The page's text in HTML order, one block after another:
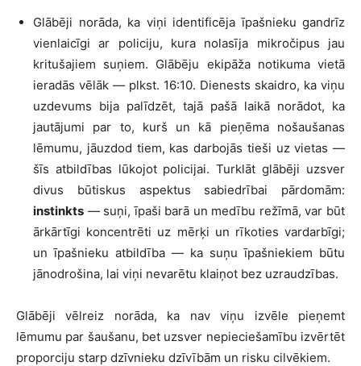
Glābēji norāda, ka viņi identificēja īpašnieku gandrīz
vienlaicīgi ar policiju, kura nolasīja mikročipus jau
kritušajiem suņiem. Glābēju ekipāža notikuma vietā
ieradās vēlāk — plkst. 16:10. Dienests skaidro, ka viņu
uzdevums bija palīdzēt, tajā pašā laikā norādot, ka
jautājumi par to, kurš un kā pieņēma nošaušanas
lēmumu, jāuzdod tiem, kas darbojās tieši uz vietas —
šīs atbildības lūkojot policijai. Turklāt glābēji uzsver
divus būtiskus aspektus sabiedrībai pārdomām:
instinkts — suņi, īpaši barā un medību režīmā, var būt
ārkārtīgi koncentrēti uz mērķi un rīkoties vardarbīgi;
un īpašnieku atbildība — ka suņu īpašniekiem būtu
jānodrošina, lai viņi nevarētu klaiņot bez uzraudzības.
Glābēji vēlreiz norāda, ka nav viņu izvēle pieņemt
lēmumu par šaušanu, bet uzsver nepieciešamību izvērtēt
proporciju starp dzīvnieku dzīvībām un risku cilvēkiem.